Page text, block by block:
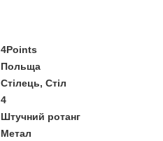
4Points
Польща
Стілець, Стіл
4
Штучний ротанг
Метал